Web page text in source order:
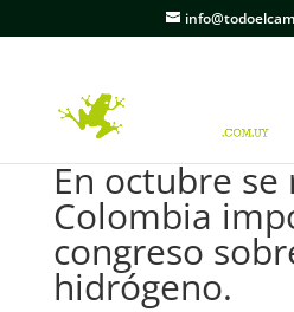
En octubre se
Colombia
congreso
hidrógeno.